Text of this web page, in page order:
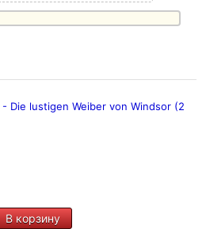
Die lustigen Weiber von Windsor (2
В корзину